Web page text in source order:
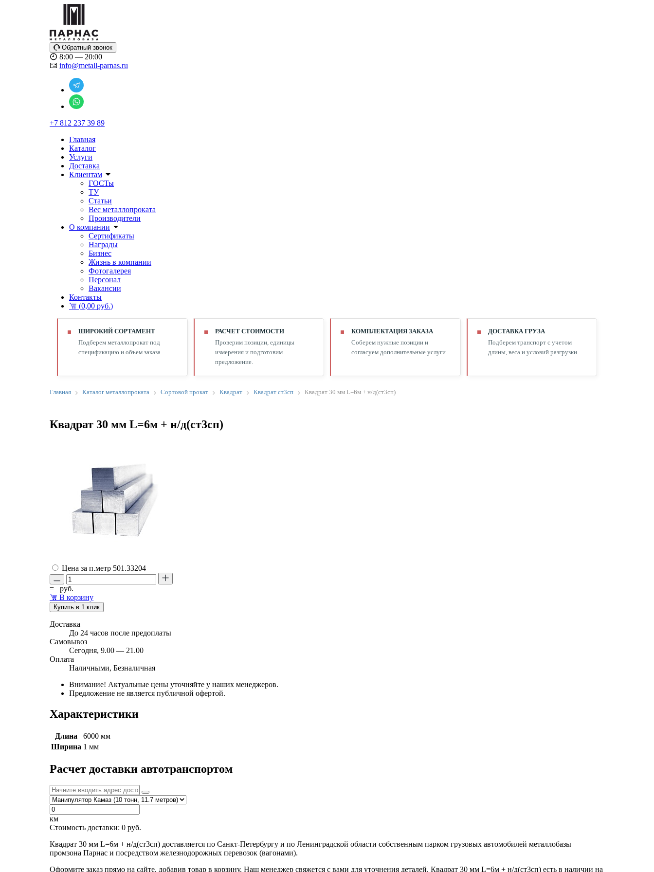
Обратный звонок
8:00 — 20:00
info@metall-parnas.ru
+7 812 237 39 89
Главная
Каталог
Услуги
Доставка
Клиентам
ГОСТы
ТУ
Статьи
Вес металлопроката
Производители
О компании
Сертификаты
Награды
Бизнес
Жизнь в компании
Фотогалерея
Персонал
Вакансии
Контакты
(0,00 руб.)
ШИРОКИЙ СОРТАМЕНТ
Подберем металлопрокат под
спецификацию и объем заказа.
РАСЧЕТ СТОИМОСТИ
Проверим позиции, единицы
измерения и подготовим
предложение.
КОМПЛЕКТАЦИЯ ЗАКАЗА
Соберем нужные позиции и
согласуем дополнительные услуги.
ДОСТАВКА ГРУЗА
Подберем транспорт с учетом
длины, веса и условий разгрузки.
Главная Каталог металлопроката Сортовой прокат Квадрат Квадрат ст3сп Квадрат 30 мм L=6м + н/д(ст3сп)
Квадрат 30 мм L=6м + н/д(ст3сп)
Цена за п.метр 501.33204
=
руб.
В корзину
Купить в 1 клик
Доставка
До 24 часов после предоплаты
Самовывоз
Сегодня, 9.00 — 21.00
Оплата
Наличными, Безналичная
Внимание! Актуальные цены уточняйте у наших менеджеров.
Предложение не является публичной офертой.
Характеристики
Длина
6000 мм
Ширина 1 мм
Расчет доставки автотранспортом
км
Стоимость доставки: 0 руб.
Квадрат 30 мм L=6м + н/д(ст3сп) доставляется по Санкт-Петербургу и по Ленинградской области собственным парком грузовых автомобилей металлобазы
промзона Парнас и посредством железнодорожных перевозок (вагонами).
Оформите заказ прямо на сайте, добавив товар в корзину. Наш менеджер свяжется с вами для уточнения деталей. Квадрат 30 мм L=6м + н/д(ст3сп) есть в наличии на